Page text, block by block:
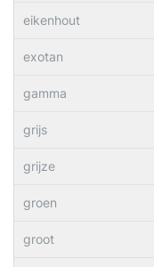
eikenhout
exotan
gamma
grijs
grijze
groen
groot